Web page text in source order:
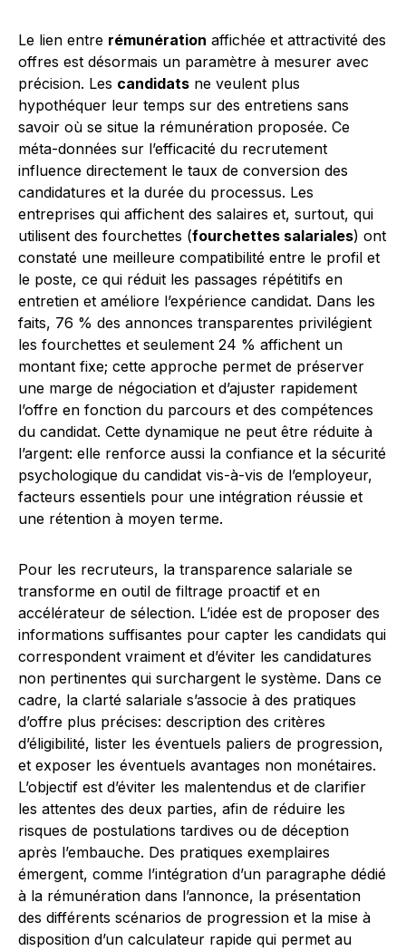
Le lien entre rémunération affichée et attractivité des
offres est désormais un paramètre à mesurer avec
précision. Les candidats ne veulent plus
hypothéquer leur temps sur des entretiens sans
savoir où se situe la rémunération proposée. Ce
méta-données sur l’efficacité du recrutement
influence directement le taux de conversion des
candidatures et la durée du processus. Les
entreprises qui affichent des salaires et, surtout, qui
utilisent des fourchettes (fourchettes salariales) ont
constaté une meilleure compatibilité entre le profil et
le poste, ce qui réduit les passages répétitifs en
entretien et améliore l’expérience candidat. Dans les
faits, 76 % des annonces transparentes privilégient
les fourchettes et seulement 24 % affichent un
montant fixe; cette approche permet de préserver
une marge de négociation et d’ajuster rapidement
l’offre en fonction du parcours et des compétences
du candidat. Cette dynamique ne peut être réduite à
l’argent: elle renforce aussi la confiance et la sécurité
psychologique du candidat vis-à-vis de l’employeur,
facteurs essentiels pour une intégration réussie et
une rétention à moyen terme.
Pour les recruteurs, la transparence salariale se
transforme en outil de filtrage proactif et en
accélérateur de sélection. L’idée est de proposer des
informations suffisantes pour capter les candidats qui
correspondent vraiment et d’éviter les candidatures
non pertinentes qui surchargent le système. Dans ce
cadre, la clarté salariale s’associe à des pratiques
d’offre plus précises: description des critères
d’éligibilité, lister les éventuels paliers de progression,
et exposer les éventuels avantages non monétaires.
L’objectif est d’éviter les malentendus et de clarifier
les attentes des deux parties, afin de réduire les
risques de postulations tardives ou de déception
après l’embauche. Des pratiques exemplaires
émergent, comme l’intégration d’un paragraphe dédié
à la rémunération dans l’annonce, la présentation
des différents scénarios de progression et la mise à
disposition d’un calculateur rapide qui permet au